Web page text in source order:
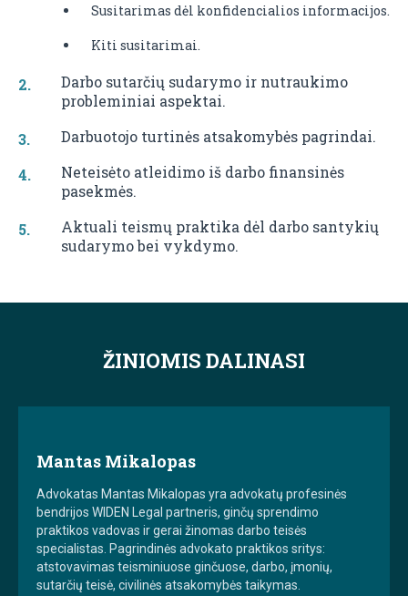
Susitarimas dėl konfidencialios informacijos.
Kiti susitarimai.
Darbo sutarčių sudarymo ir nutraukimo
probleminiai aspektai.
Darbuotojo turtinės atsakomybės pagrindai.
Neteisėto atleidimo iš darbo finansinės
pasekmės.
Aktuali teismų praktika dėl darbo santykių
sudarymo bei vykdymo.
ŽINIOMIS DALINASI
Mantas Mikalopas
Advokatas Mantas Mikalopas yra advokatų profesinės
bendrijos WIDEN Legal partneris, ginčų sprendimo
praktikos vadovas ir gerai žinomas darbo teisės
specialistas. Pagrindinės advokato praktikos sritys:
atstovavimas teisminiuose ginčuose, darbo, įmonių,
sutarčių teisė, civilinės atsakomybės taikymas.